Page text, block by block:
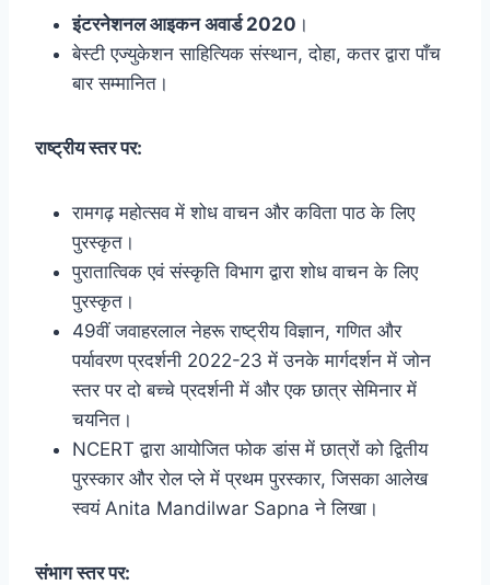
इंटरनेशनल आइकन अवार्ड 2020 ।
बेस्टी एज्युकेशन साहित्यिक संस्थान, दोहा, कतर द्वारा पाँच
बार सम्मानित।
राष्ट्रीय स्तर पर:
रामगढ़ महोत्सव में शोध वाचन और कविता पाठ के लिए
पुरस्कृत।
पुरातात्विक एवं संस्कृति विभाग द्वारा शोध वाचन के लिए
पुरस्कृत।
49वीं जवाहरलाल नेहरू राष्ट्रीय विज्ञान, गणित और
पर्यावरण प्रदर्शनी 2022-23 में उनके मार्गदर्शन में जोन
स्तर पर दो बच्चे प्रदर्शनी में और एक छात्र सेमिनार में
चयनित।
NCERT द्वारा आयोजित फोक डांस में छात्रों को द्वितीय
पुरस्कार और रोल प्ले में प्रथम पुरस्कार, जिसका आलेख
स्वयं Anita Mandilwar Sapna ने लिखा।
संभाग स्तर पर: